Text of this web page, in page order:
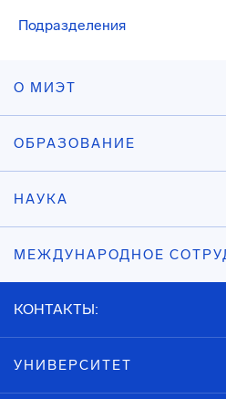
Подразделения
О МИЭТ
ОБРАЗОВАНИЕ
НАУКА
МЕЖДУНАРОДНОЕ
КОНТАКТЫ:
УНИВЕРСИТЕТ